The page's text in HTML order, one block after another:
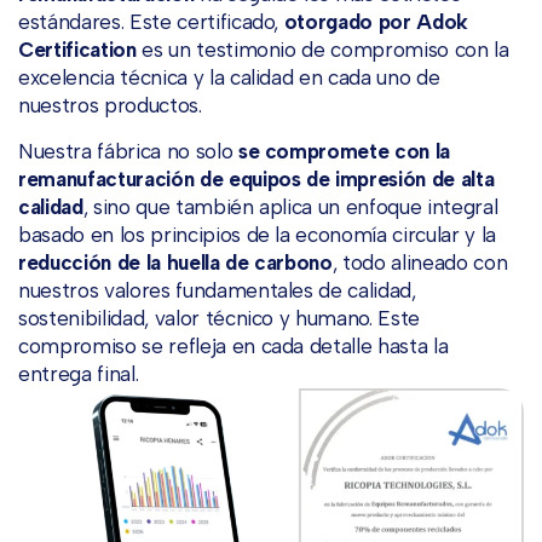
estándares. Este certificado, otorgado por Adok
Certificationes un testimonio de compromiso con la
excelencia técnica y la calidad en cada uno de
nuestros productos.
Nuestra fábrica no solo se compromete con la
remanufacturación de equipos de impresión de alta
calidad, sino que también aplica un enfoque integral
basado en los principios de la economía circular y la
reducción de la huella de carbono, todo alineado con
nuestros valores fundamentales de calidad,
sostenibilidad, valor técnico y humano. Este
compromiso se refleja en cada detalle hasta la
entrega final.